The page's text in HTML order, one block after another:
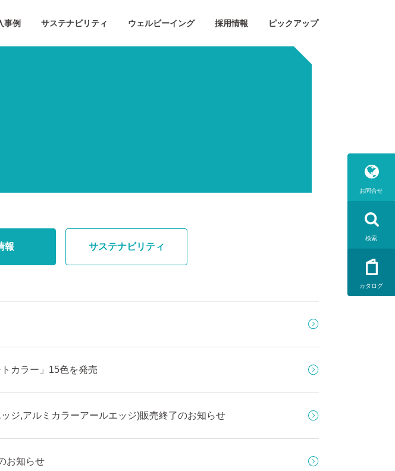
事例 サステナビリティ ウェルビーイング 採用情報 ピックアップ
お問合せ
検索
カタログ
報 サステナビリティ
カラー」15色を発売
ジ,アルミカラーアールエッジ)販売終了のお知らせ
お知らせ